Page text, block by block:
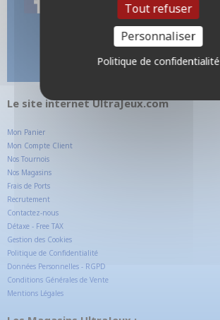
Le site internet UltraJeux.com
Mon Panier
Mon Compte Client
Nos Tournois
Nos Magasins
Frais de Ports
Recrutement
Contactez-nous
Détaxe - Free TAX
Gestion des Cookies
Politique de Confidentialité
Données Personnelles - RGPD
Conditions Générales de Vente
Mentions Légales
Tout refuser
Personnaliser
Politique de confidentialité